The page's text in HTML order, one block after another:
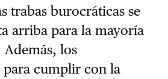
trabas burocráticas se
arriba para la mayoría
los
cumplir con la